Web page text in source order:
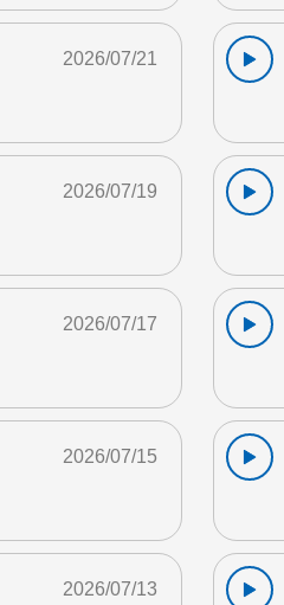
2026/07/21
2026/07/19
2026/07/17
2026/07/15
2026/07/13